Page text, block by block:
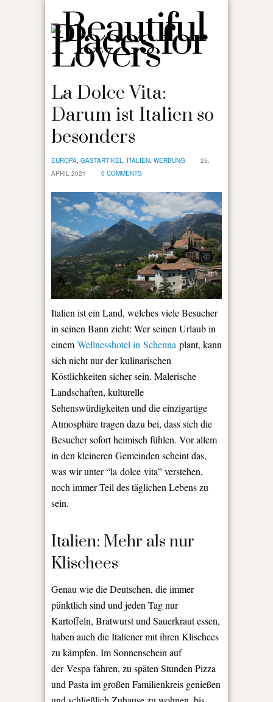
La Dolce Vita:
Darum ist Italien so
besonders
EUROPA, GASTARTIKEL, ITALIEN, WERBUNG
25.
APRIL 2021
0 COMMENTS
Italien ist ein Land, welches viele Besucher
in seinen Bann zieht: Wer seinen Urlaub in
einem Wellnesshotel in Schenna plant, kann
sich nicht nur der kulinarischen
Köstlichkeiten sicher sein. Malerische
Landschaften, kulturelle
Sehenswürdigkeiten und die einzigartige
Atmosphäre tragen dazu bei, dass sich die
Besucher sofort heimisch fühlen. Vor allem
in den kleineren Gemeinden scheint das,
was wir unter “la dolce vita” verstehen,
noch immer Teil des täglichen Lebens zu
sein.
Italien: Mehr als nur
Klischees
Genau wie die Deutschen, die immer
pünktlich sind und jeden Tag nur
Kartoffeln, Bratwurst und Sauerkraut essen,
haben auch die Italiener mit ihren Klischees
zu kämpfen. Im Sonnenschein auf
der Vespa fahren, zu späten Stunden Pizza
und Pasta im großen Familienkreis genießen